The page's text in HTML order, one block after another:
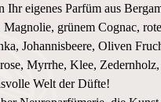
eigenes Parfüm aus
grünem Cognac,
Johannisbeere, Oliven
Myrrhe, Klee,
Welt der Düfte!